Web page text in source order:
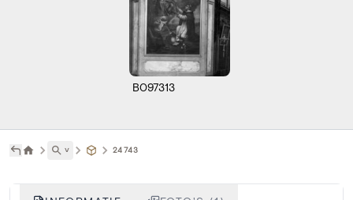
B097313
˅ 24743